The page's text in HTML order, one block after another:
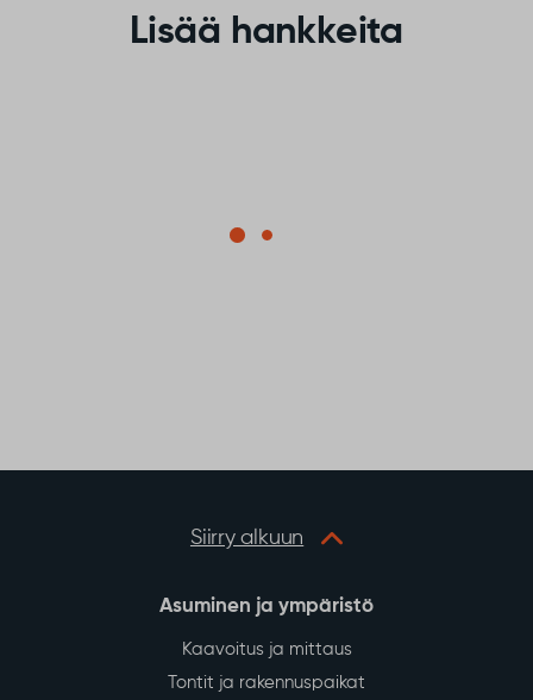
Lisää hankkeita
Siirry alkuun
Asuminen ja ympäristö
Kaavoitus ja mittaus
Tontit ja rakennuspaikat